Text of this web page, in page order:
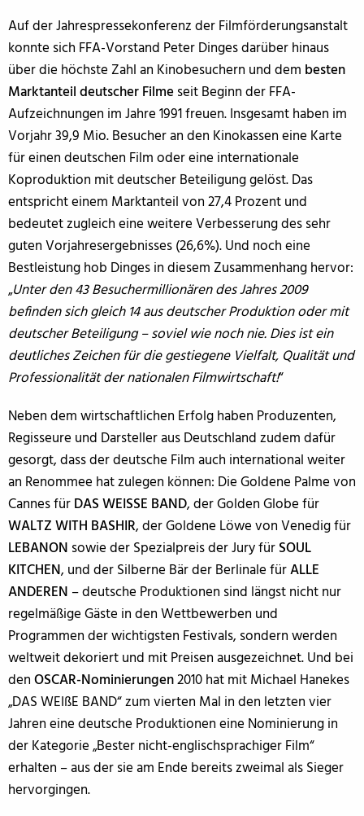
Auf der Jahrespressekonferenz der Filmförderungsanstalt
konnte sich FFA-Vorstand Peter Dinges darüber hinaus
über die höchste Zahl an Kinobesuchern und dem besten
Marktanteil deutscher Filmeseit Beginn der FFA-
Aufzeichnungen im Jahre 1991 freuen. Insgesamt haben im
Vorjahr 39,9 Mio. Besucher an den Kinokassen eine Karte
für einen deutschen Film oder eine internationale
Koproduktion mit deutscher Beteiligung gelöst. Das
entspricht einem Marktanteil von 27,4 Prozent und
bedeutet zugleich eine weitere Verbesserung des sehr
guten Vorjahresergebnisses (26,6%). Und noch eine
Bestleistung hob Dinges in diesem Zusammenhang hervor:
„Unter den 43 Besuchermillionären des Jahres 2009
befinden sich gleich 14 aus deutscher Produktion oder mit
deutscher Beteiligung – soviel wie noch nie. Dies ist ein
deutliches Zeichen für die gestiegene Vielfalt, Qualität und
Professionalität der nationalen Filmwirtschaft!“
Neben dem wirtschaftlichen Erfolg haben Produzenten,
Regisseure und Darsteller aus Deutschland zudem dafür
gesorgt, dass der deutsche Film auch international weiter
an Renommee hat zulegen können: Die Goldene Palme von
Cannes fürDAS WEISSE BAND, der Golden Globe für
WALTZ WITH BASHIR, der Goldene Löwe von Venedig für
LEBANON sowie der Spezialpreis der Jury fürSOUL
KITCHEN, und der Silberne Bär der Berlinale fürALLE
ANDEREN – deutsche Produktionen sind längst nicht nur
regelmäßige Gäste in den Wettbewerben und
Programmen der wichtigsten Festivals, sondern werden
weltweit dekoriert und mit Preisen ausgezeichnet. Und bei
denOSCAR-Nominierungen2010 hat mit Michael Hanekes
„DAS WEIßE BAND“ zum vierten Mal in den letzten vier
Jahren eine deutsche Produktionen eine Nominierung in
der Kategorie „Bester nicht-englischsprachiger Film“
erhalten – aus der sie am Ende bereits zweimal als Sieger
hervorgingen.